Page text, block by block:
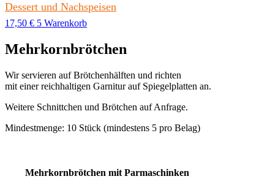
Dessert und Nachspeisen
17,50 € 5 Warenkorb
Mehrkornbrötchen
Wir servieren auf Brötchenhälften und richten
mit einer reichhaltigen Garnitur auf Spiegelplatten an.
Weitere Schnittchen und Brötchen auf Anfrage.
Mindestmenge: 10 Stück (mindestens 5 pro Belag)
Mehrkornbrötchen mit Parmaschinken